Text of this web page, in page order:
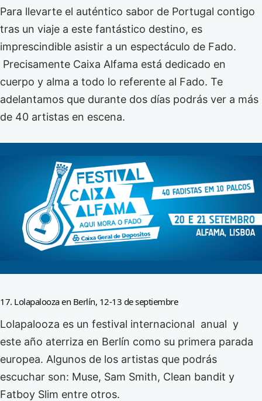
Para llevarte el auténtico sabor de Portugal contigo
tras un viaje a este fantástico destino, es
imprescindible asistir a un espectáculo de Fado.
Precisamente Caixa Alfama está dedicado en
cuerpo y alma a todo lo referente al Fado. Te
adelantamos que durante dos días podrás ver a más
de 40 artistas en escena.
17. Lolapalooza en Berlín, 12-13 de septiembre
Lolapalooza es un festival internacional anual y
este año aterriza en Berlín como su primera parada
europea. Algunos de los artistas que podrás
escuchar son: Muse, Sam Smith, Clean bandit y
Fatboy Slim entre otros.